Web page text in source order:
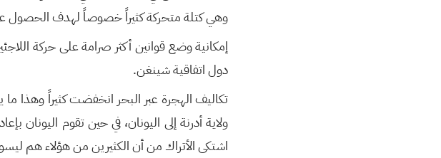
وهي كتلة متحركة كثيراً خصوصاً لهدف الحصول
إمكانية وضع قوانين أكثر صرامة على حركة
دول اتفاقية شينغن.
تكاليف الهجرة عبر البحر انخفضت كثيراً وهذا
ولاية أدرنة إلى اليونان، في حين تقوم
اشتكى الأتراك من أن الكثيرين من هؤلاء هم